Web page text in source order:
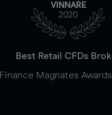
VINNARE
2020
Best Retail CFDs
Finance Magnates